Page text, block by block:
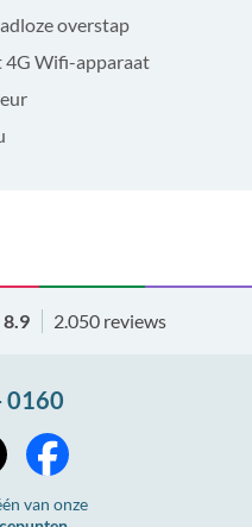
overstap
4G Wifi-apparaat
8.9 2.050 reviews
0160
van onze